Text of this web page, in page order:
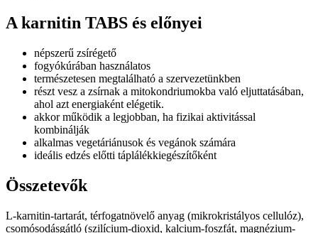
A karnitin TABS és előnyei
népszerű zsírégető
fogyókúrában használatos
természetesen megtalálható a szervezetünkben
részt vesz a zsírnak a mitokondriumokba való eljuttatásában,
ahol azt energiaként elégetik.
akkor működik a legjobban, ha fizikai aktivitással
kombinálják
alkalmas vegetáriánusok és vegánok számára
ideális edzés előtti táplálékkiegészítőként
Összetevők
L-karnitin-tartarát, térfogatnövelő anyag (mikrokristályos cellulóz),
csomósodásgátló (szilícium-dioxid, kalcium-foszfát, magnézium-